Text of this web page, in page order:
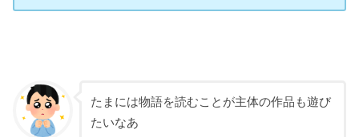
たまには物語を読むことが主体の作品も遊び
たいなあ